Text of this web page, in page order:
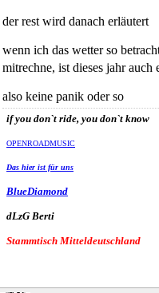
der rest wird danach erläutert
wenn ich das wetter so
mitrechne, ist dieses jahr auch
also keine panik oder so
if you don`t ride, you don`t know
OPENROADMUSIC
Das hier ist für uns
BlueDiamond
dLzG Berti
Stammtisch Mitteldeutschland